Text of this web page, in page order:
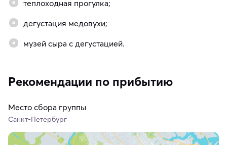
теплоходная прогулка;
дегустация медовухи;
музей сыра с дегустацией.
Рекомендации по прибытию
Место сбора группы
Санкт-Петербург